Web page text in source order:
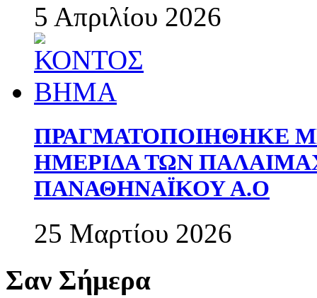
5 Απριλίου 2026
ΠΡΑΓΜΑΤΟΠΟΙΗΘΗΚΕ
ΗΜΕΡΙΔΑ ΤΩΝ
ΠΑΝΑΘΗΝΑΪΚΟΥ Α.Ο
25 Μαρτίου 2026
Σαν Σήμερα